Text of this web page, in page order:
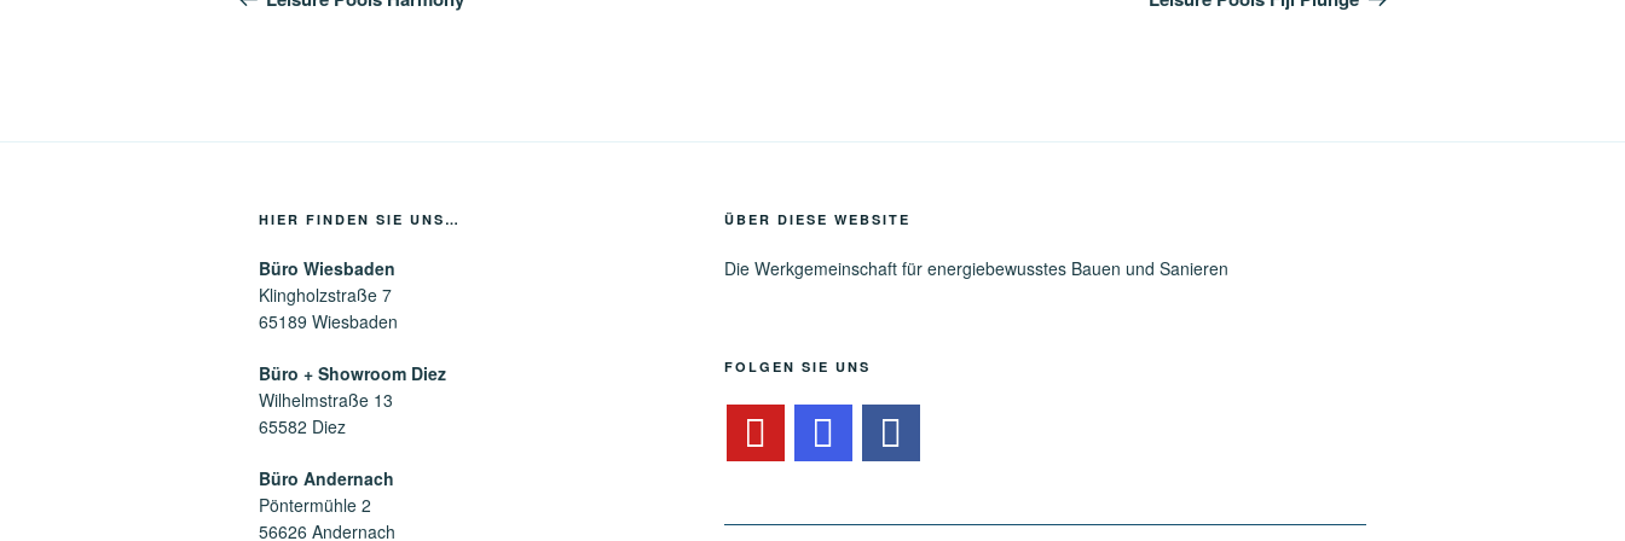
HIER FINDEN SIE UNS…
Büro Wiesbaden
Klingholzstraße 7
65189 Wiesbaden
Büro + Showroom Diez
Wilhelmstraße 13
65582 Diez
Büro Andernach
Pöntermühle 2
56626 Andernach
ÜBER DIESE WEBSITE
Die Werkgemeinschaft für energiebewusstes Bauen und Sanieren
FOLGEN SIE UNS